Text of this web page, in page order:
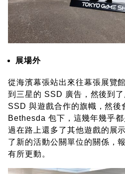
展場外
從海濱幕張站出來往幕張展覽
到三星的 SSD 廣告，然後到
SSD 與遊戲合作的旗幟，然後
Bethesda 包下，這幾年幾乎
過在路上還多了其他遊戲的展
了新的活動公關單位的關係，
有所更動。